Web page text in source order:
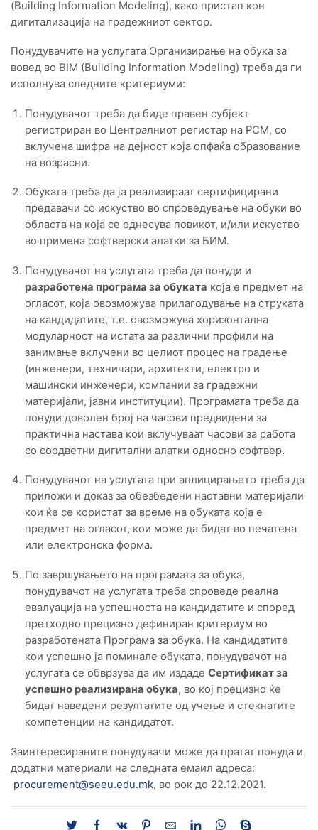
(Building Information Modeling), како пристап кон
дигитализација на градежниот сектор.
Понудувачите на услугата Организирање на обука за
вовед во BIM (Building Information Modeling) треба да ги
исполнува следните критериуми:
Понудувачот треба да биде правен субјект
регистриран во Централниот регистар на РСМ, со
вклучена шифра на дејност која опфаќа образование
на возрасни.
Обуката треба да ја реализираат сертифицирани
предавачи со искуство во спроведување на обуки во
областа на која се однесува повикот, и/или искуство
во примена софтверски алатки за БИМ.
Понудувачот на услугата треба да понуди и
разработена програма за обуката која е предмет на
огласот, која овозможува прилагодување на струката
на кандидатите, т.е. овозможува хоризонтална
модуларност на истата за различни профили на
занимање вклучени во целиот процес на градење
(инженери, техничари, архитекти, електро и
машински инженери, компании за градежни
материјали, јавни институции). Програмата треба да
понуди доволен број на часови предвидени за
практична настава кои вклучуваат часови за работа
со соодветни дигитални алатки односно софтвер.
Понудувачот на услугата при аплицирањето треба да
приложи и доказ за обезбедени наставни материјали
кои ќе се користат за време на обуката која е
предмет на огласот, кои може да бидат во печатена
или електронска форма.
По завршувањето на програмата за обука,
понудувачот на услугата треба спроведе реална
евалуација на успешноста на кандидатите и според
претходно прецизно дефиниран критериум во
разработената Програма за обука. На кандидатите
кои успешно ја поминале обуката, понудувачот на
услугата се обврзува да им издаде Сертификат за
успешно реализирана обука, во кој прецизно ќе
бидат наведени резултатите од учење и стекнатите
компетенции на кандидатот.
Заинтересираните понудувачи може да пратат понуда и
додатни материали на следната емаил адреса:
procurement@seeu.edu.mk, во рок до 22.12.2021.